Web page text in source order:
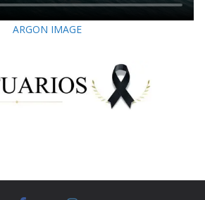
ARGON IMAGE